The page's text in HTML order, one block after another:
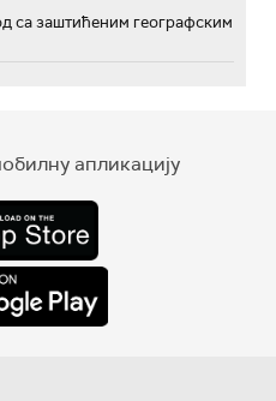
са заштићеним географским
апликацију